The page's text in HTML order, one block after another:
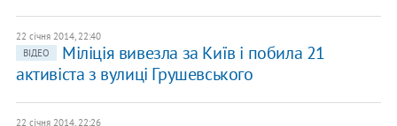
22 січня 2014, 22:40
ВІДЕО
Міліція вивезла за Київ і побила 21
активіста з вулиці Грушевського
22 січня 2014, 22:26